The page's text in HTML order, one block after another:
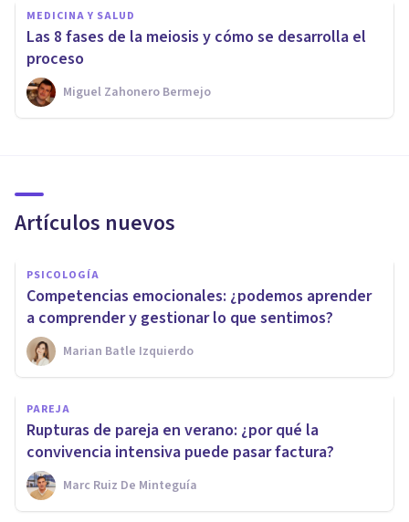
MEDICINA Y SALUD
Las 8 fases de la meiosis y cómo se desarrolla el
proceso
Miguel Zahonero Bermejo
Artículos nuevos
PSICOLOGÍA
Competencias emocionales: ¿podemos aprender
a comprender y gestionar lo que sentimos?
Marian Batle Izquierdo
PAREJA
Rupturas de pareja en verano: ¿por qué la
convivencia intensiva puede pasar factura?
Marc Ruiz De Minteguía